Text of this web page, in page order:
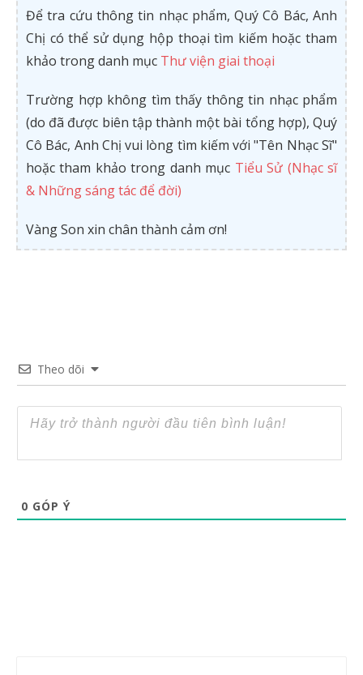
Để tra cứu thông tin nhạc phẩm, Quý Cô Bác, Anh
Chị có thể sử dụng hộp thoại tìm kiếm hoặc tham
khảo trong danh mục Thư viện giai thoại
Trường hợp không tìm thấy thông tin nhạc phẩm
(do đã được biên tập thành một bài tổng hợp), Quý
Cô Bác, Anh Chị vui lòng tìm kiếm với "Tên Nhạc Sĩ"
hoặc tham khảo trong danh mục Tiểu Sử (Nhạc sĩ
& Những sáng tác để đời)
Vàng Son xin chân thành cảm ơn!
Theo dõi
0 GÓP Ý